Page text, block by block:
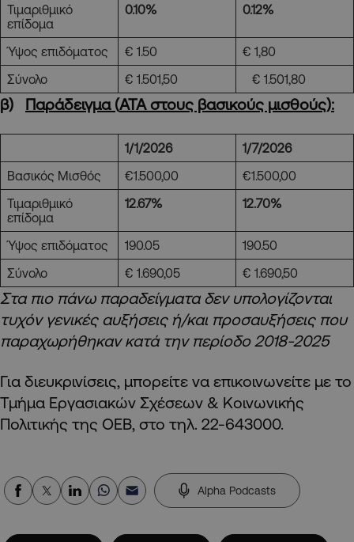
Τιμαριθμικό
επίδομα
0.10% 0.12%
Ύψος επιδόματος € 1.50
€ 1,80
Σύνολο
€ 1.501,50 € 1.501,80
β) Παράδειγμα (ATAστους βασικούς μισθούς):
1/1/2026
1/7/2026
Βασικός Μισθός
€1.500,00
€1.500,00
Τιμαριθμικό
επίδομα
12.67% 12.70%
Ύψος επιδόματος 190.05
190.50
Σύνολο
€ 1.690,05 € 1.690,50
Στα πιο πάνω παραδείγματα δεν υπολογίζονται
τυχόν γενικές αυξήσεις ή/και προσαυξήσεις που
παραχωρήθηκαν κατά την περίοδο 2018-2025
Για διευκρινίσεις, μπορείτε να επικοινωνείτε με το
Τμήμα Εργασιακών Σχέσεων & Κοινωνικής
Πολιτικής της ΟΕΒ, στο τηλ. 22-643000.
Alpha Podcasts